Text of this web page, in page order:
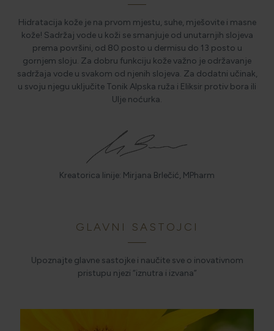
Hidratacija kože je na prvom mjestu, suhe, mješovite i masne
kože! Sadržaj vode u koži se smanjuje od unutarnjih slojeva
prema površini, od 80 posto u dermisu do 13 posto u
gornjem sloju. Za dobru funkciju kože važno je održavanje
sadržaja vode u svakom od njenih slojeva. Za dodatni učinak,
u svoju njegu uključite Tonik Alpska ruža i Eliksir protiv bora ili
Ulje noćurka.
Kreatorica linije: Mirjana Brlečić, MPharm
GLAVNI SASTOJCI
Upoznajte glavne sastojke i naučite sve o inovativnom
pristupu njezi “iznutra i izvana”